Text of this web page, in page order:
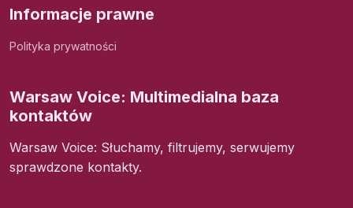
Informacje prawne
Polityka prywatności
Warsaw Voice: Multimedialna baza
kontaktów
Warsaw Voice: Słuchamy, filtrujemy, serwujemy
sprawdzone kontakty.